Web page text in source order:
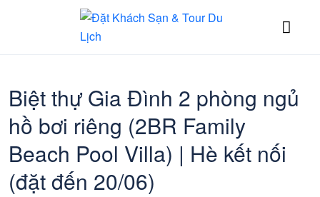
Biệt thự Gia Đình 2 phòng ngủ
hồ bơi riêng (2BR Family
Beach Pool Villa) | Hè kết nối
(đặt đến 20/06)